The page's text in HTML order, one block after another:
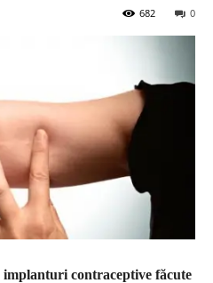
0
682
contraceptive făcute